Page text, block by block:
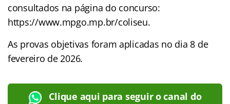
consultados na página do concurso:
https://www.mpgo.mp.br/coliseu.
As provas objetivas foram aplicadas no dia 8 de
fevereiro de 2026.
Clique aqui para seguir o canal do